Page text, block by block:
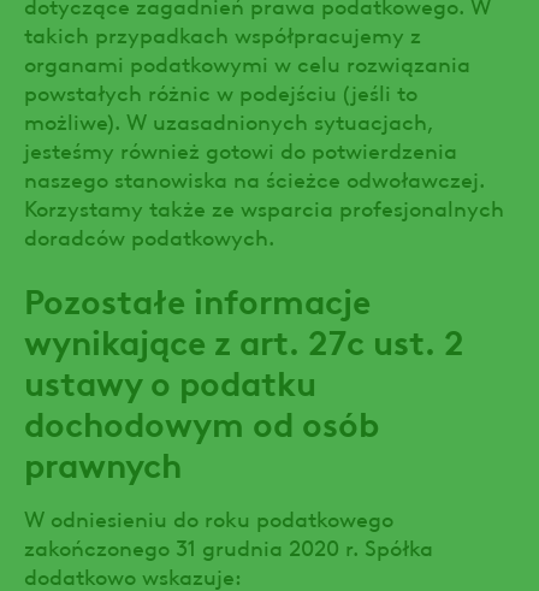
takich przypadkach współpracujemy z
organami podatkowymi w celu rozwiązania
powstałych różnic w podejściu (jeśli to
możliwe). W uzasadnionych sytuacjach,
jesteśmy również gotowi do potwierdzenia
naszego stanowiska na ścieżce odwoławczej.
Korzystamy także ze wsparcia profesjonalnych
doradców podatkowych.
Pozostałe informacje
wynikające z art. 27c ust. 2
ustawy o podatku
dochodowym od osób
prawnych
W odniesieniu do roku podatkowego
zakończonego 31 grudnia 2020 r. Spółka
dodatkowo wskazuje: